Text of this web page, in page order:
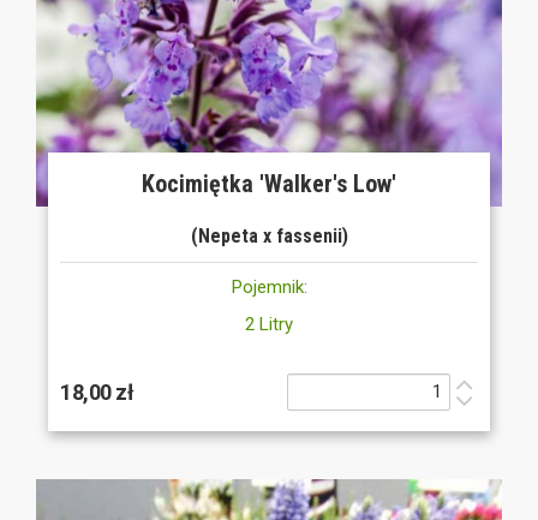
Kocimiętka 'Walker's Low'
(Nepeta x fassenii)
Pojemnik:
2 Litry
18,00 zł